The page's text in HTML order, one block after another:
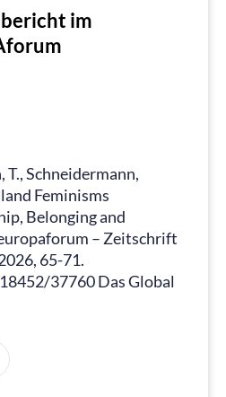
im
T., Schneidermann,
Feminisms
Belonging and
– Zeitschrift
65-71.
37760 Das Global